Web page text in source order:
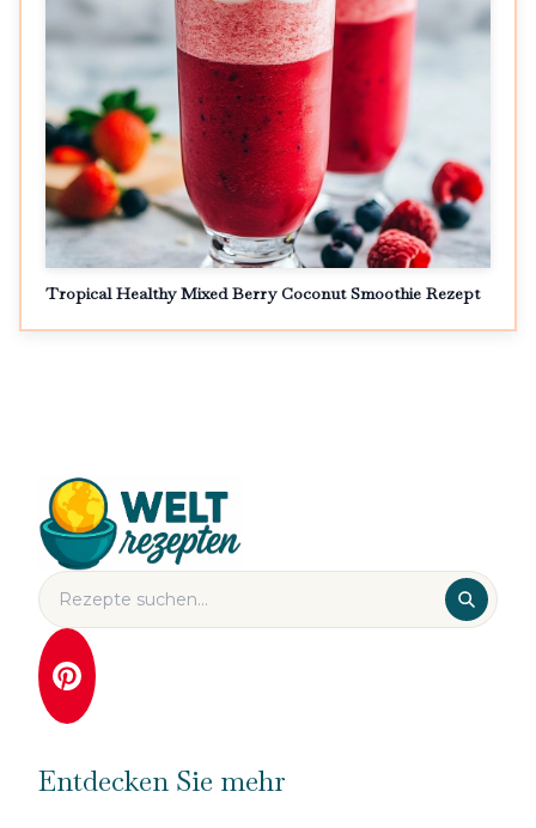
Tropical Healthy Mixed Berry Coconut Smoothie Rezept
Entdecken Sie mehr